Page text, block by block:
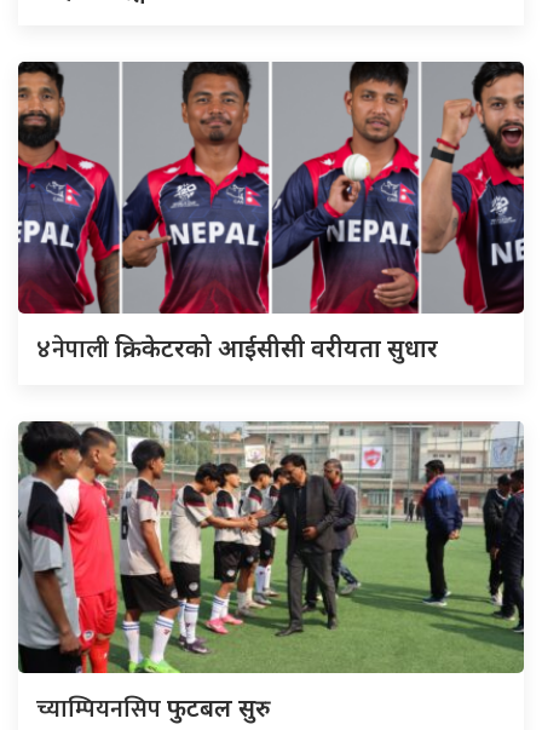
४नेपालीक्रिकेटरको आईसीसी वरीयता सुधार
च्याम्पियनसिपफुटबल सुरु